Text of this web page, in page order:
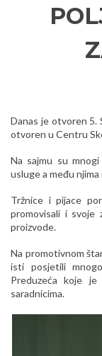
Danas je otvoren 5.
otvoren u Centru
Na sajmu su
usluge a među
Tržnice i pijace
promovisali i svoje
proizvode.
Na promotivnom
isti posjetili
Preduzeća koje
saradnicima.